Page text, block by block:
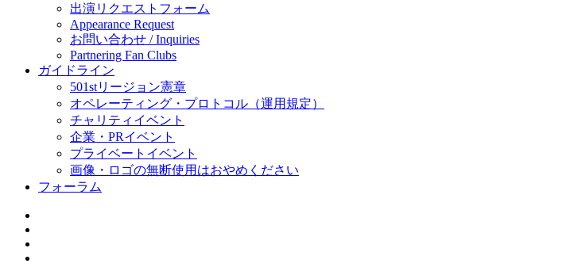
出演リクエストフォーム
Appearance Request
お問い合わせ / Inquiries
Partnering Fan Clubs
ガイドライン
501stリージョン憲章
オペレーティング・プロトコル（運用規定）
チャリティイベント
企業・PRイベント
プライベートイベント
画像・ロゴの無断使用はおやめください
フォーラム